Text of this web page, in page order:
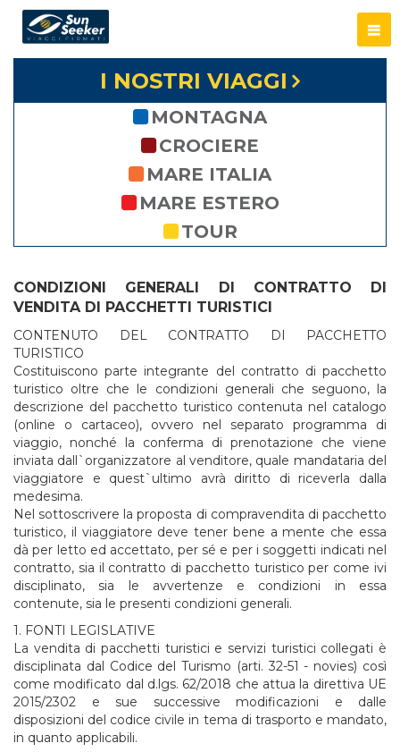
I NOSTRI VIAGGI
MONTAGNA
CROCIERE
MARE ITALIA
MARE ESTERO
TOUR
CONDIZIONI GENERALI DI CONTRATTO DI
VENDITA DI PACCHETTI TURISTICI
CONTENUTO DEL CONTRATTO DI PACCHETTO
TURISTICO
Costituiscono parte integrante del contratto di pacchetto
turistico oltre che le condizioni generali che seguono, la
descrizione del pacchetto turistico contenuta nel catalogo
(online o cartaceo), ovvero nel separato programma di
viaggio, nonché la conferma di prenotazione che viene
inviata dall`organizzatore al venditore, quale mandataria del
viaggiatore e quest`ultimo avrà diritto di riceverla dalla
medesima.
Nel sottoscrivere la proposta di compravendita di pacchetto
turistico, il viaggiatore deve tener bene a mente che essa
dà per letto ed accettato, per sé e per i soggetti indicati nel
contratto, sia il contratto di pacchetto turistico per come ivi
disciplinato, sia le avvertenze e condizioni in essa
contenute, sia le presenti condizioni generali.
1. FONTI LEGISLATIVE
La vendita di pacchetti turistici e servizi turistici collegati è
disciplinata dal Codice del Turismo (arti. 32-51 - novies) così
come modificato dal d.lgs. 62/2018 che attua la direttiva UE
2015/2302 e sue successive modificazioni e dalle
disposizioni del codice civile in tema di trasporto e mandato,
in quanto applicabili.